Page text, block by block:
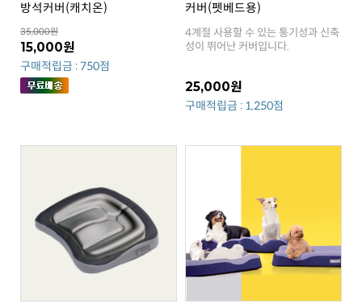
방석커버(캐치온)
35,000원
15,000원
구매적립금 : 750점
커버(펫베드용)
성이 뛰어난 커버입니다.
25,000원
구매적립금 : 1,250점